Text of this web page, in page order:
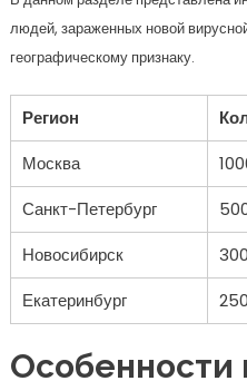
людей, зараженных новой
географическому признаку.
Регион
Москва
Санкт-Петербург
Новосибирск
300
Екатеринбург
250
Особенности